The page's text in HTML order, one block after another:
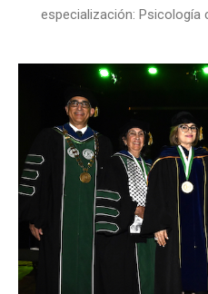
especialización: Psicología